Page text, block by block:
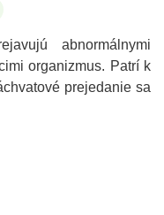
abnormálnymi
organizmus. Patrí k
prejedanie sa